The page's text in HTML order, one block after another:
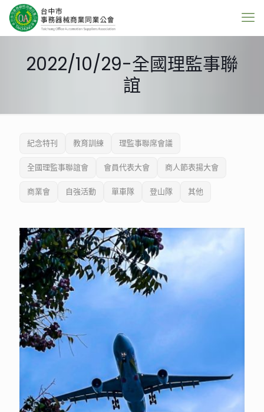
2022/10/29-全國理監事聯
誼
紀念特刊 教育訓練 理監事聯席會議
全國理監事聯誼會 會員代表大會 商人節表揚大會
商業會 自強活動 單車隊 登山隊 其他